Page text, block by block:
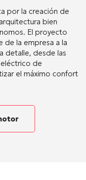
por la creación de
bien
El proyecto
de la empresa a la
detalle, desde las
eléctrico de
el máximo confort